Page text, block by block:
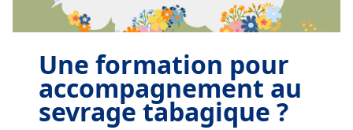
Une formation pour
accompagnement au
sevrage tabagique?